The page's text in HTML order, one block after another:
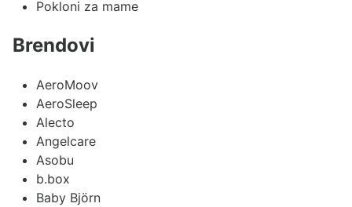
Pokloni za mame
Brendovi
AeroMoov
AeroSleep
Alecto
Angelcare
Asobu
b.box
Baby Björn